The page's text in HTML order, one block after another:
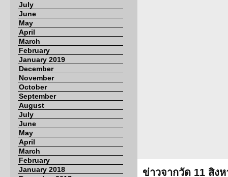
July
June
May
April
March
February
January 2019
December
November
October
September
August
July
June
May
April
March
February
January 2018
ข่าวจากวัด 11 สิง